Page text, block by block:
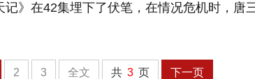
》在42集埋下了伏笔，在情况危机时，唐
2 3 全文 共 3 页 下一页